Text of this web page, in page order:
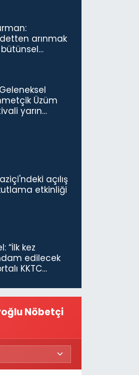
arınmak
Üzüm
yarın
açılış
etkinliği
“İlk kez
edilecek
KKTC
desteğini 35
çıkardık”
Nöbetçi